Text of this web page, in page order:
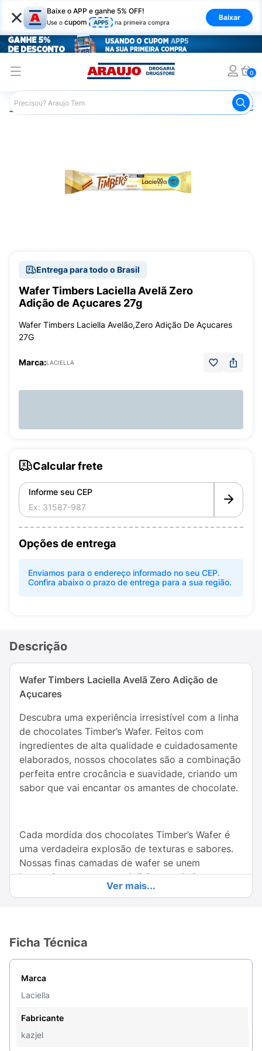
× Baixe o APP e ganhe 5% OFF!
Use o cupom APP5 na primeira compra
Baixar
0
Araujo Nutrição Saudável Biscoito
Entrega para todo o Brasil
Wafer Timbers Laciella Avelã Zero
Adição de Açucares 27g
Wafer Timbers Laciella Avelão,Zero Adição De Açucares
27G
Marca:LACIELLA
Calcular frete
Informe seu CEP
Opções de entrega
Enviamos para o endereço informado no seu CEP.
Confira abaixo o prazo de entrega para a sua região.
Descrição
Wafer Timbers Laciella Avelã Zero Adição de
Açucares
Descubra uma experiência irresistível com a linha
de chocolates Timber’s Wafer. Feitos com
ingredientes de alta qualidade e cuidadosamente
elaborados, nossos chocolates são a combinação
perfeita entre crocância e suavidade, criando um
sabor que vai encantar os amantes de chocolate.
Cada mordida dos chocolates Timber’s Wafer é
uma verdadeira explosão de texturas e sabores.
Nossas finas camadas de wafer se unem
harmoniosamente a um delicioso recheio
cremoso, proporcionando uma experiência
chocolates Timber’s Wafer oferece opções para
todos os gostos. Desde o sabor clássico original
paladares mais exigentes.
Ver mais...
Ficha Técnica
Marca
Laciella
Fabricante
kazjel